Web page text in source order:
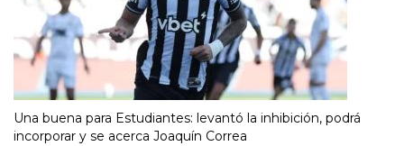
Una buena para Estudiantes: levantó la inhibición, podrá
incorporar y se acerca Joaquín Correa